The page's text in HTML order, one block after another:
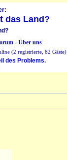
das Land?
- Über uns
(2 registrierte, 82 Gäste)
des Problems.